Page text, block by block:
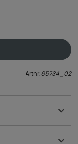
Artnr:65734_02